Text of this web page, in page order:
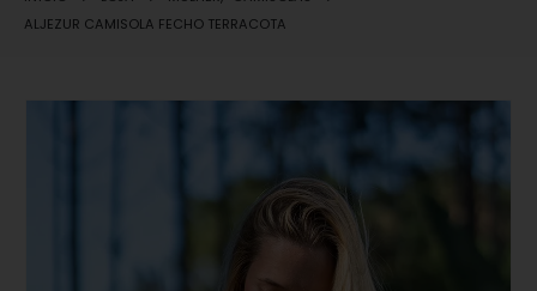
ALJEZUR CAMISOLA FECHO TERRACOTA